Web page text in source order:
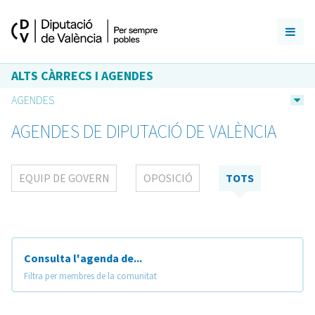
ALTS CÀRRECS I AGENDES
AGENDES
AGENDES DE DIPUTACIÓ DE VALÈNCIA
EQUIP DE GOVERN OPOSICIÓ TOTS
Consulta l'agenda de...
Filtra per membres de la comunitat